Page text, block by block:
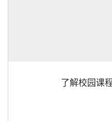
了解校园课